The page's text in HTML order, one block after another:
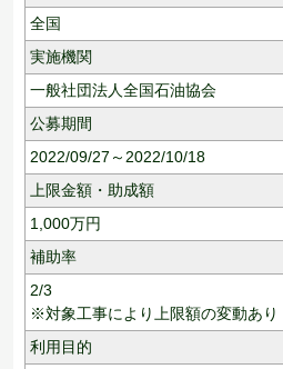
全国
実施機関
一般社団法人全国石油協会
公募期間
2022/09/27～2022/10/18
上限金額・助成額
1,000万円
補助率
2/3
※対象工事により上限額の変動あり
利用目的